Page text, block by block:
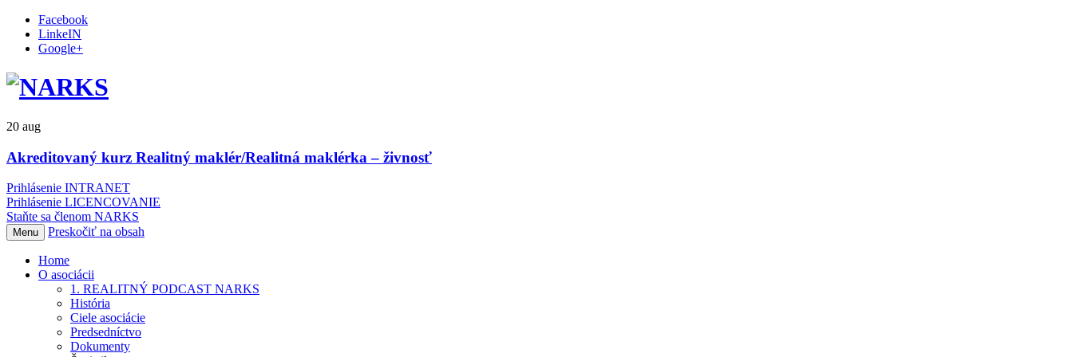
Facebook
LinkeIN
Google+
20 aug
Akreditovaný kurz Realitný maklér/Realitná maklérka – živnosť
Prihlásenie INTRANET
Prihlásenie LICENCOVANIE
Staňte sa členom NARKS
Menu Preskočiť na obsah
Home
O asociácii
1. REALITNÝ PODCAST NARKS
História
Ciele asociácie
Predsedníctvo
Dokumenty